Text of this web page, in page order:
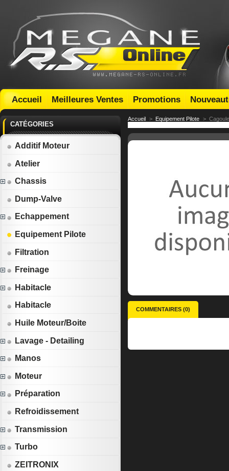
Accueil Meilleures Ventes Promotions
CATÉGORIES
Additif Moteur
Atelier
Chassis
Dump-Valve
Echappement
Equipement Pilote
Filtration
Freinage
Habitacle
Habitacle
Huile Moteur/Boite
Lavage - Detailing
Manos
Moteur
Préparation
Refroidissement
Transmission
Turbo
ZEITRONIX
Accueil > Equipement Pilote >
COMMENTAIRES (0)